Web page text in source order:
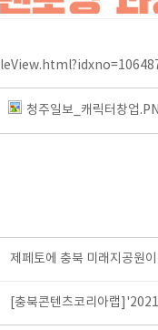
청주일보_캐릭터창업
제페토에 충북 미래지공원
[충북콘텐츠코리아랩